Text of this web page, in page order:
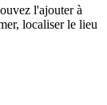
l'ajouter à
localiser le lieu